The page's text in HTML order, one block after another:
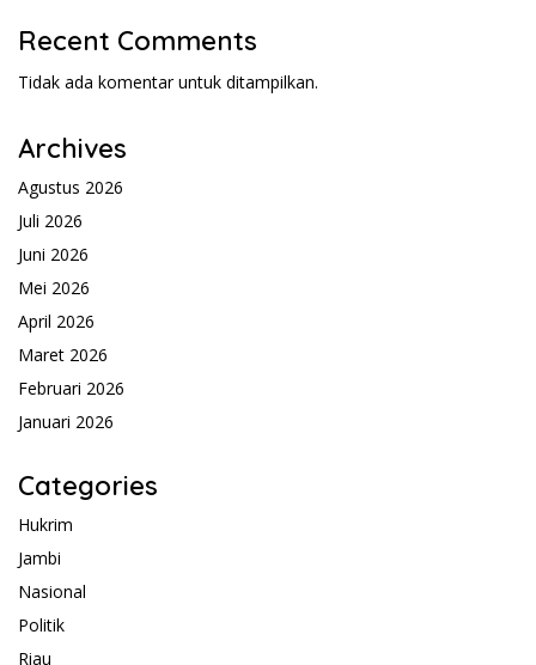
Recent Comments
Tidak ada komentar untuk ditampilkan.
Archives
Agustus 2026
Juli 2026
Juni 2026
Mei 2026
April 2026
Maret 2026
Februari 2026
Januari 2026
Categories
Hukrim
Jambi
Nasional
Politik
Riau